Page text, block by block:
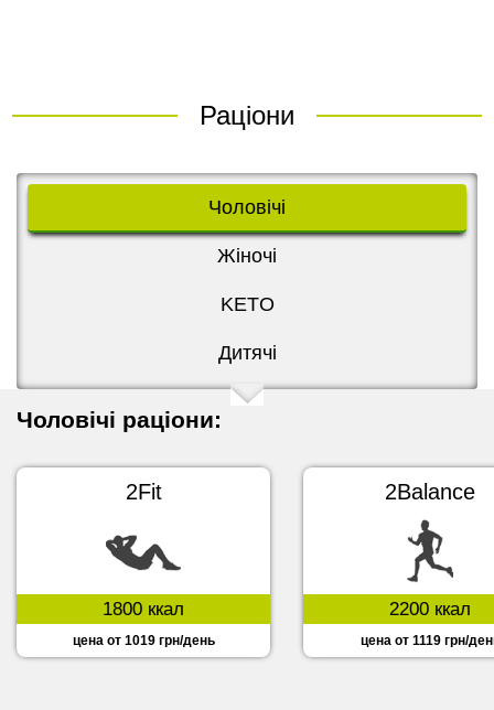
Раціони
Чоловічі
Жіночі
KETO
Дитячі
Чоловічі раціони:
2Fit
1800 ккал
цена от 1019 грн/день
2Balance
2200 ккал
цена от 1119 грн/